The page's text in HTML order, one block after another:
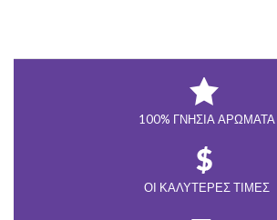
100% ΓΝΉΣΙΑ ΑΡΏΜΑΤΑ
ΟΙ ΚΑΛΎΤΕΡΕΣ ΤΙΜΈΣ